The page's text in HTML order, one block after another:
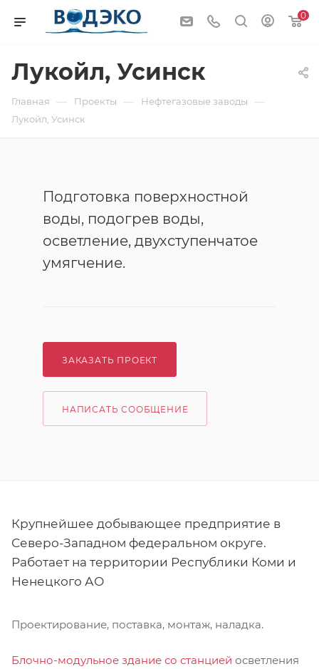
0
Лукойл, Усинск
Главная — Проекты — Нефтегазовые заводы —
Лукойл, Усинск
Подготовка поверхностной
воды, подогрев воды,
осветление, двухступенчатое
умягчение.
ЗАКАЗАТЬ ПРОЕКТ
НАПИСАТЬ СООБЩЕНИЕ
Крупнейшее добывающее предприятие в
Северо-Западном федеральном округе.
Работает на территории Республики Коми и
Ненецкого АО
Проектирование, поставка, монтаж, наладка.
Блочно-модульное здание со станцией осветления